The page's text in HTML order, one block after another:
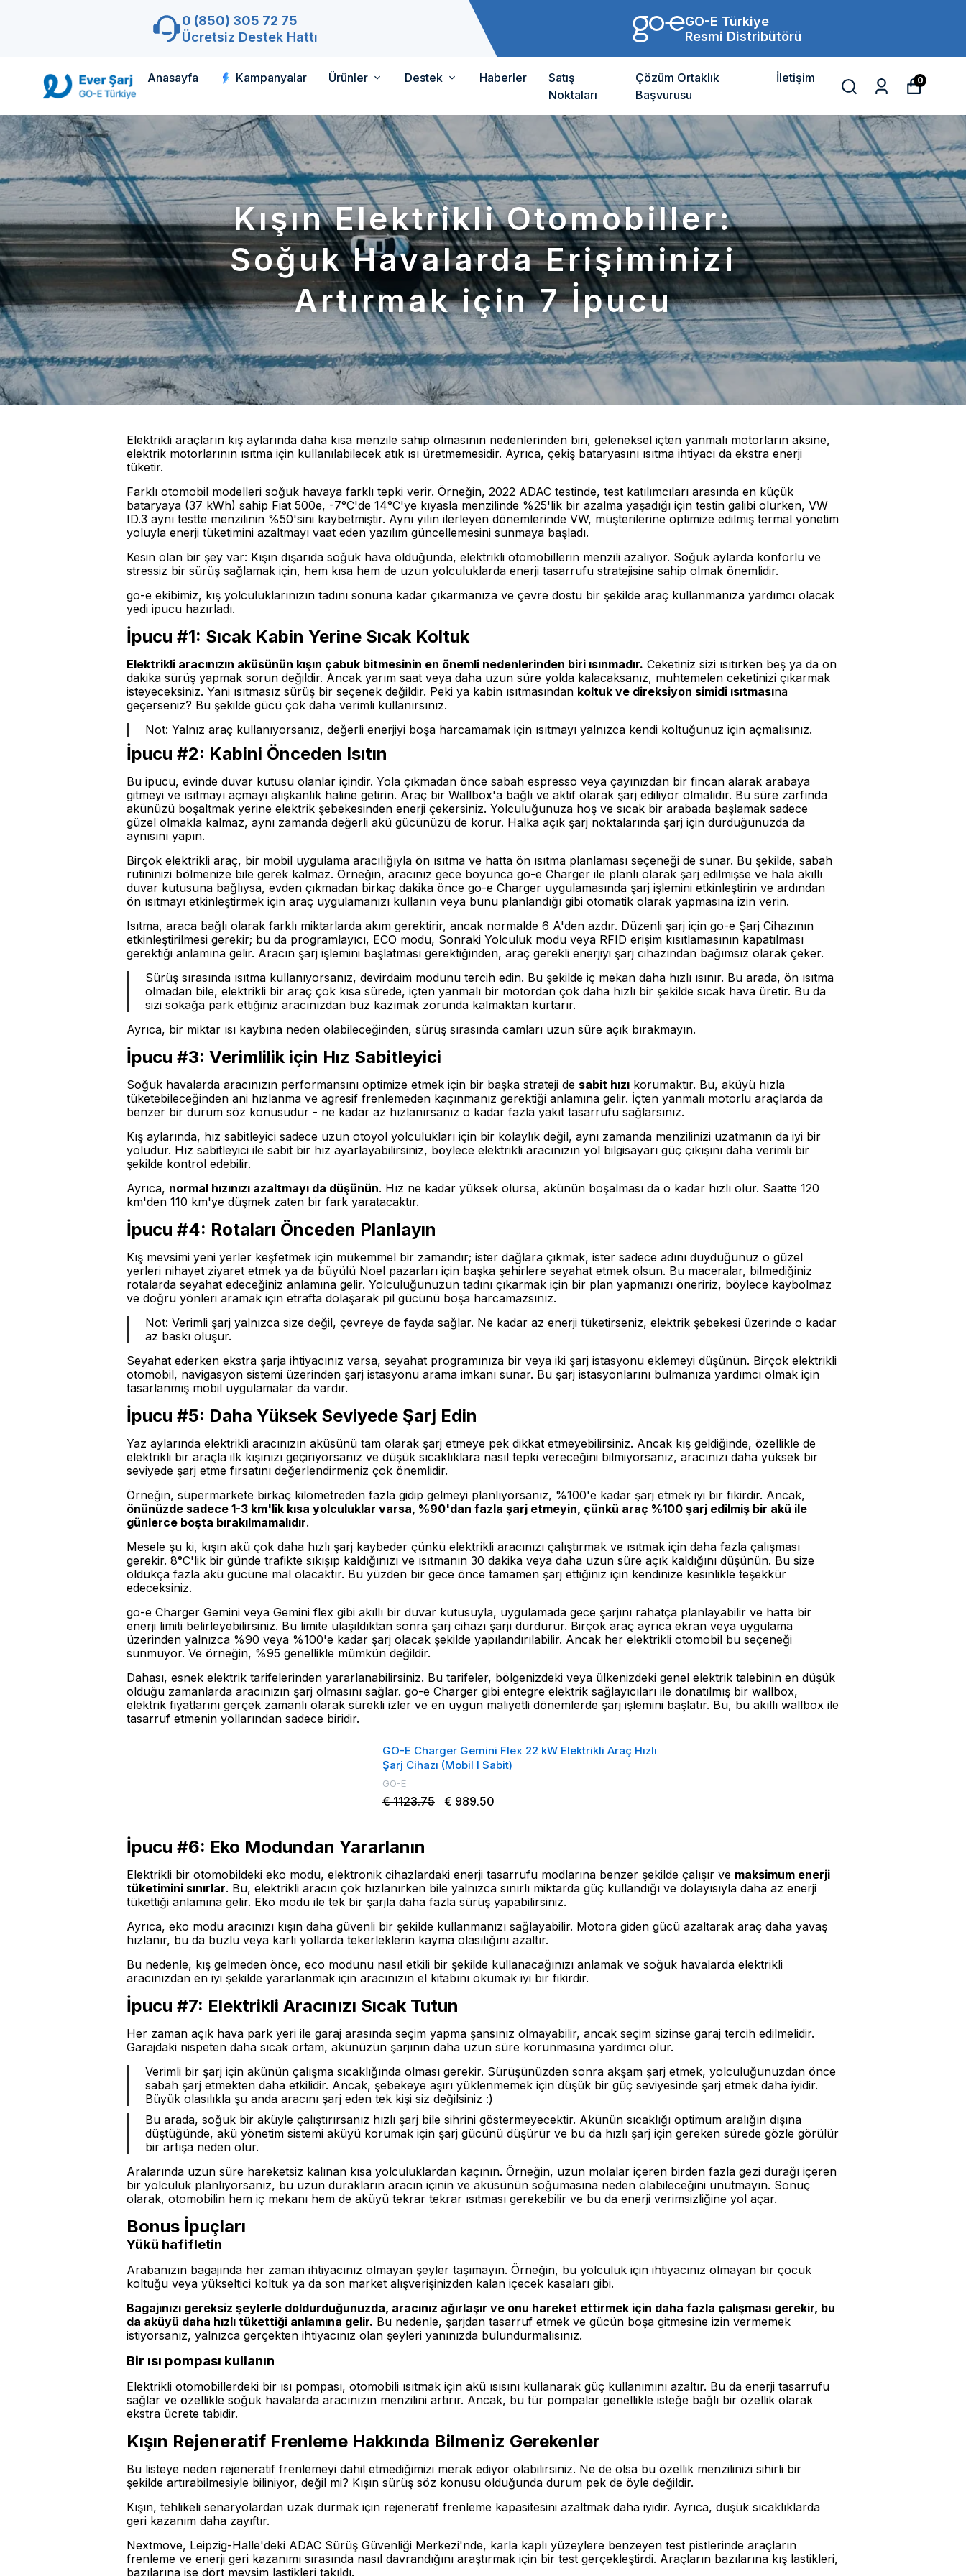
0 (850) 305 72 75
Ücretsiz Destek Hattı
GO-E Türkiye
Resmi Distribütörü
Anasayfa Kampanyalar Ürünler Destek Haberler
Satış
Noktaları
Çözüm Ortaklık
Başvurusu
İletişim 0
Kışın Elektrikli Otomobiller:
Soğuk Havalarda Erişiminizi
Artırmak için 7 İpucu
Elektrikli araçların kış aylarında daha kısa menzile sahip olmasının nedenlerinden biri, geleneksel içten yanmalı motorların aksine,
elektrik motorlarının ısıtma için kullanılabilecek atık ısı üretmemesidir. Ayrıca, çekiş bataryasını ısıtma ihtiyacı da ekstra enerji
tüketir.
Farklı otomobil modelleri soğuk havaya farklı tepki verir. Örneğin, 2022 ADAC testinde, test katılımcıları arasında en küçük
bataryaya (37 kWh) sahip Fiat 500e, -7°C'de 14°C'ye kıyasla menzilinde %25'lik bir azalma yaşadığı için testin galibi olurken, VW
ID.3 aynı testte menzilinin %50'sini kaybetmiştir. Aynı yılın ilerleyen dönemlerinde VW, müşterilerine optimize edilmiş termal yönetim
yoluyla enerji tüketimini azaltmayı vaat eden yazılım güncellemesini sunmaya başladı.
Kesin olan bir şey var: Kışın dışarıda soğuk hava olduğunda, elektrikli otomobillerin menzili azalıyor. Soğuk aylarda konforlu ve
stressiz bir sürüş sağlamak için, hem kısa hem de uzun yolculuklarda enerji tasarrufu stratejisine sahip olmak önemlidir.
go-e ekibimiz, kış yolculuklarınızın tadını sonuna kadar çıkarmanıza ve çevre dostu bir şekilde araç kullanmanıza yardımcı olacak
yedi ipucu hazırladı.
İpucu #1: Sıcak Kabin Yerine Sıcak Koltuk
Elektrikli aracınızın aküsünün kışın çabuk bitmesinin en önemli nedenlerinden biri ısınmadır. Ceketiniz sizi ısıtırken beş ya da on
dakika sürüş yapmak sorun değildir. Ancak yarım saat veya daha uzun süre yolda kalacaksanız, muhtemelen ceketinizi çıkarmak
isteyeceksiniz. Yani ısıtmasız sürüş bir seçenek değildir. Peki ya kabin ısıtmasından koltuk ve direksiyon simidi ısıtmasına
geçerseniz? Bu şekilde gücü çok daha verimli kullanırsınız.
Not: Yalnız araç kullanıyorsanız, değerli enerjiyi boşa harcamamak için ısıtmayı yalnızca kendi koltuğunuz için açmalısınız.
İpucu #2: Kabini Önceden Isıtın
Bu ipucu, evinde duvar kutusu olanlar içindir. Yola çıkmadan önce sabah espresso veya çayınızdan bir fincan alarak arabaya
gitmeyi ve ısıtmayı açmayı alışkanlık haline getirin. Araç bir Wallbox'a bağlı ve aktif olarak şarj ediliyor olmalıdır. Bu süre zarfında
akünüzü boşaltmak yerine elektrik şebekesinden enerji çekersiniz. Yolculuğunuza hoş ve sıcak bir arabada başlamak sadece
güzel olmakla kalmaz, aynı zamanda değerli akü gücünüzü de korur. Halka açık şarj noktalarında şarj için durduğunuzda da
aynısını yapın.
Birçok elektrikli araç, bir mobil uygulama aracılığıyla ön ısıtma ve hatta ön ısıtma planlaması seçeneği de sunar. Bu şekilde, sabah
rutininizi bölmenize bile gerek kalmaz. Örneğin, aracınız gece boyunca go-e Charger ile planlı olarak şarj edilmişse ve hala akıllı
duvar kutusuna bağlıysa, evden çıkmadan birkaç dakika önce go-e Charger uygulamasında şarj işlemini etkinleştirin ve ardından
ön ısıtmayı etkinleştirmek için araç uygulamanızı kullanın veya bunu planlandığı gibi otomatik olarak yapmasına izin verin.
Isıtma, araca bağlı olarak farklı miktarlarda akım gerektirir, ancak normalde 6 A'den azdır. Düzenli şarj için go-e Şarj Cihazının
etkinleştirilmesi gerekir; bu da programlayıcı, ECO modu, Sonraki Yolculuk modu veya RFID erişim kısıtlamasının kapatılması
gerektiği anlamına gelir. Aracın şarj işlemini başlatması gerektiğinden, araç gerekli enerjiyi şarj cihazından bağımsız olarak çeker.
Sürüş sırasında ısıtma kullanıyorsanız, devirdaim modunu tercih edin. Bu şekilde iç mekan daha hızlı ısınır. Bu arada, ön ısıtma
olmadan bile, elektrikli bir araç çok kısa sürede, içten yanmalı bir motordan çok daha hızlı bir şekilde sıcak hava üretir. Bu da
sizi sokağa park ettiğiniz aracınızdan buz kazımak zorunda kalmaktan kurtarır.
Ayrıca, bir miktar ısı kaybına neden olabileceğinden, sürüş sırasında camları uzun süre açık bırakmayın.
İpucu #3: Verimlilik için Hız Sabitleyici
Soğuk havalarda aracınızın performansını optimize etmek için bir başka strateji de sabit hızı korumaktır. Bu, aküyü hızla
tüketebileceğinden ani hızlanma ve agresif frenlemeden kaçınmanız gerektiği anlamına gelir. İçten yanmalı motorlu araçlarda da
benzer bir durum söz konusudur - ne kadar az hızlanırsanız o kadar fazla yakıt tasarrufu sağlarsınız.
Kış aylarında, hız sabitleyici sadece uzun otoyol yolculukları için bir kolaylık değil, aynı zamanda menzilinizi uzatmanın da iyi bir
yoludur. Hız sabitleyici ile sabit bir hız ayarlayabilirsiniz, böylece elektrikli aracınızın yol bilgisayarı güç çıkışını daha verimli bir
şekilde kontrol edebilir.
Ayrıca, normal hızınızı azaltmayı da düşünün. Hız ne kadar yüksek olursa, akünün boşalması da o kadar hızlı olur. Saatte 120
km'den 110 km'ye düşmek zaten bir fark yaratacaktır.
İpucu #4: Rotaları Önceden Planlayın
Kış mevsimi yeni yerler keşfetmek için mükemmel bir zamandır; ister dağlara çıkmak, ister sadece adını duyduğunuz o güzel
yerleri nihayet ziyaret etmek ya da büyülü Noel pazarları için başka şehirlere seyahat etmek olsun. Bu maceralar, bilmediğiniz
rotalarda seyahat edeceğiniz anlamına gelir. Yolculuğunuzun tadını çıkarmak için bir plan yapmanızı öneririz, böylece kaybolmaz
ve doğru yönleri aramak için etrafta dolaşarak pil gücünü boşa harcamazsınız.
Not: Verimli şarj yalnızca size değil, çevreye de fayda sağlar. Ne kadar az enerji tüketirseniz, elektrik şebekesi üzerinde o kadar
az baskı oluşur.
Seyahat ederken ekstra şarja ihtiyacınız varsa, seyahat programınıza bir veya iki şarj istasyonu eklemeyi düşünün. Birçok elektrikli
otomobil, navigasyon sistemi üzerinden şarj istasyonu arama imkanı sunar. Bu şarj istasyonlarını bulmanıza yardımcı olmak için
tasarlanmış mobil uygulamalar da vardır.
İpucu #5: Daha Yüksek Seviyede Şarj Edin
Yaz aylarında elektrikli aracınızın aküsünü tam olarak şarj etmeye pek dikkat etmeyebilirsiniz. Ancak kış geldiğinde, özellikle de
elektrikli bir araçla ilk kışınızı geçiriyorsanız ve düşük sıcaklıklara nasıl tepki vereceğini bilmiyorsanız, aracınızı daha yüksek bir
seviyede şarj etme fırsatını değerlendirmeniz çok önemlidir.
Örneğin, süpermarkete birkaç kilometreden fazla gidip gelmeyi planlıyorsanız, %100'e kadar şarj etmek iyi bir fikirdir. Ancak,
önünüzde sadece 1-3 km'lik kısa yolculuklar varsa, %90'dan fazla şarj etmeyin, çünkü araç %100 şarj edilmiş bir akü ile
günlerce boşta bırakılmamalıdır.
Mesele şu ki, kışın akü çok daha hızlı şarj kaybeder çünkü elektrikli aracınızı çalıştırmak ve ısıtmak için daha fazla çalışması
gerekir. 8°C'lik bir günde trafikte sıkışıp kaldığınızı ve ısıtmanın 30 dakika veya daha uzun süre açık kaldığını düşünün. Bu size
oldukça fazla akü gücüne mal olacaktır. Bu yüzden bir gece önce tamamen şarj ettiğiniz için kendinize kesinlikle teşekkür
edeceksiniz.
go-e Charger Gemini veya Gemini flex gibi akıllı bir duvar kutusuyla, uygulamada gece şarjını rahatça planlayabilir ve hatta bir
enerji limiti belirleyebilirsiniz. Bu limite ulaşıldıktan sonra şarj cihazı şarjı durdurur. Birçok araç ayrıca ekran veya uygulama
üzerinden yalnızca %90 veya %100'e kadar şarj olacak şekilde yapılandırılabilir. Ancak her elektrikli otomobil bu seçeneği
sunmuyor. Ve örneğin, %95 genellikle mümkün değildir.
Dahası, esnek elektrik tarifelerinden yararlanabilirsiniz. Bu tarifeler, bölgenizdeki veya ülkenizdeki genel elektrik talebinin en düşük
olduğu zamanlarda aracınızın şarj olmasını sağlar. go-e Charger gibi entegre elektrik sağlayıcıları ile donatılmış bir wallbox,
elektrik fiyatlarını gerçek zamanlı olarak sürekli izler ve en uygun maliyetli dönemlerde şarj işlemini başlatır. Bu, bu akıllı wallbox ile
tasarruf etmenin yollarından sadece biridir.
GO-E Charger Gemini Flex 22 kW Elektrikli Araç Hızlı
Şarj Cihazı (Mobil I Sabit)
GO-E
€ 1123.75 € 989.50
İpucu #6: Eko Modundan Yararlanın
Elektrikli bir otomobildeki eko modu, elektronik cihazlardaki enerji tasarrufu modlarına benzer şekilde çalışır ve maksimum enerji
tüketimini sınırlar. Bu, elektrikli aracın çok hızlanırken bile yalnızca sınırlı miktarda güç kullandığı ve dolayısıyla daha az enerji
tükettiği anlamına gelir. Eko modu ile tek bir şarjla daha fazla sürüş yapabilirsiniz.
Ayrıca, eko modu aracınızı kışın daha güvenli bir şekilde kullanmanızı sağlayabilir. Motora giden gücü azaltarak araç daha yavaş
hızlanır, bu da buzlu veya karlı yollarda tekerleklerin kayma olasılığını azaltır.
Bu nedenle, kış gelmeden önce, eco modunu nasıl etkili bir şekilde kullanacağınızı anlamak ve soğuk havalarda elektrikli
aracınızdan en iyi şekilde yararlanmak için aracınızın el kitabını okumak iyi bir fikirdir.
İpucu #7: Elektrikli Aracınızı Sıcak Tutun
Her zaman açık hava park yeri ile garaj arasında seçim yapma şansınız olmayabilir, ancak seçim sizinse garaj tercih edilmelidir.
Garajdaki nispeten daha sıcak ortam, akünüzün şarjının daha uzun süre korunmasına yardımcı olur.
Verimli bir şarj için akünün çalışma sıcaklığında olması gerekir. Sürüşünüzden sonra akşam şarj etmek, yolculuğunuzdan önce
sabah şarj etmekten daha etkilidir. Ancak, şebekeye aşırı yüklenmemek için düşük bir güç seviyesinde şarj etmek daha iyidir.
Büyük olasılıkla şu anda aracını şarj eden tek kişi siz değilsiniz :)
Bu arada, soğuk bir aküyle çalıştırırsanız hızlı şarj bile sihrini göstermeyecektir. Akünün sıcaklığı optimum aralığın dışına
düştüğünde, akü yönetim sistemi aküyü korumak için şarj gücünü düşürür ve bu da hızlı şarj için gereken sürede gözle görülür
bir artışa neden olur.
Aralarında uzun süre hareketsiz kalınan kısa yolculuklardan kaçının. Örneğin, uzun molalar içeren birden fazla gezi durağı içeren
bir yolculuk planlıyorsanız, bu uzun durakların aracın içinin ve aküsünün soğumasına neden olabileceğini unutmayın. Sonuç
olarak, otomobilin hem iç mekanı hem de aküyü tekrar tekrar ısıtması gerekebilir ve bu da enerji verimsizliğine yol açar.
Bonus İpuçları
Yükü hafifletin
Arabanızın bagajında her zaman ihtiyacınız olmayan şeyler taşımayın. Örneğin, bu yolculuk için ihtiyacınız olmayan bir çocuk
koltuğu veya yükseltici koltuk ya da son market alışverişinizden kalan içecek kasaları gibi.
Bagajınızı gereksiz şeylerle doldurduğunuzda, aracınız ağırlaşır ve onu hareket ettirmek için daha fazla çalışması gerekir, bu
da aküyü daha hızlı tükettiği anlamına gelir. Bu nedenle, şarjdan tasarruf etmek ve gücün boşa gitmesine izin vermemek
istiyorsanız, yalnızca gerçekten ihtiyacınız olan şeyleri yanınızda bulundurmalısınız.
Bir ısı pompası kullanın
Elektrikli otomobillerdeki bir ısı pompası, otomobili ısıtmak için akü ısısını kullanarak güç kullanımını azaltır. Bu da enerji tasarrufu
sağlar ve özellikle soğuk havalarda aracınızın menzilini artırır. Ancak, bu tür pompalar genellikle isteğe bağlı bir özellik olarak
ekstra ücrete tabidir.
Kışın Rejeneratif Frenleme Hakkında Bilmeniz Gerekenler
Bu listeye neden rejeneratif frenlemeyi dahil etmediğimizi merak ediyor olabilirsiniz. Ne de olsa bu özellik menzilinizi sihirli bir
şekilde artırabilmesiyle biliniyor, değil mi? Kışın sürüş söz konusu olduğunda durum pek de öyle değildir.
Kışın, tehlikeli senaryolardan uzak durmak için rejeneratif frenleme kapasitesini azaltmak daha iyidir. Ayrıca, düşük sıcaklıklarda
geri kazanım daha zayıftır.
Nextmove, Leipzig-Halle'deki ADAC Sürüş Güvenliği Merkezi'nde, karla kaplı yüzeylere benzeyen test pistlerinde araçların
frenleme ve enerji geri kazanımı sırasında nasıl davrandığını araştırmak için bir test gerçekleştirdi. Araçların bazılarına kış lastikleri,
bazılarına ise dört mevsim lastikleri takıldı.